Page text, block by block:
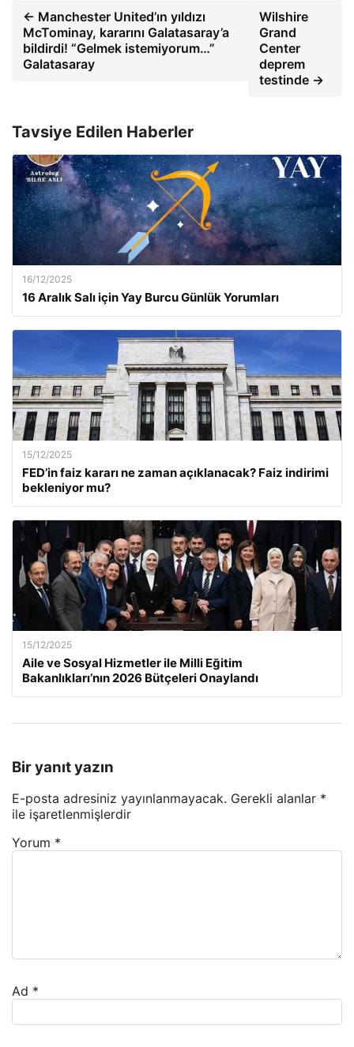
← Manchester United’ın yıldızı
McTominay, kararını Galatasaray’a
bildirdi! “Gelmek istemiyorum…”
Galatasaray
Wilshire
Grand
Center
deprem
testinde →
Tavsiye Edilen Haberler
16/12/2025
16 Aralık Salı için Yay Burcu Günlük Yorumları
15/12/2025
FED’in faiz kararı ne zaman açıklanacak? Faiz indirimi
bekleniyor mu?
15/12/2025
Aile ve Sosyal Hizmetler ile Milli Eğitim
Bakanlıkları’nın 2026 Bütçeleri Onaylandı
Bir yanıt yazın
E-posta adresiniz yayınlanmayacak. Gerekli alanlar *
ile işaretlenmişlerdir
Yorum *
Ad *